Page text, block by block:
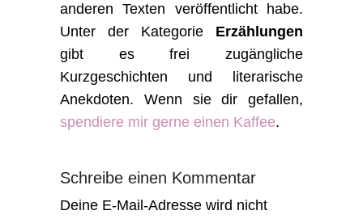
anderen Texten veröffentlicht habe.
Unter der Kategorie Erzählungen
gibt es frei zugängliche
Kurzgeschichten und literarische
Anekdoten. Wenn sie dir gefallen,
spendiere mir gerne einen Kaffee.
Schreibe einen Kommentar
Deine E-Mail-Adresse wird nicht